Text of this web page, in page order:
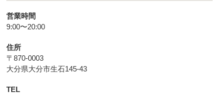
営業時間
9:00〜20:00
住所
〒870-0003
大分県大分市生石145-43
TEL